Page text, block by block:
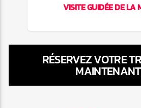
VISITE GUIDÉE DE LA
RÉSERVEZ VOTRE